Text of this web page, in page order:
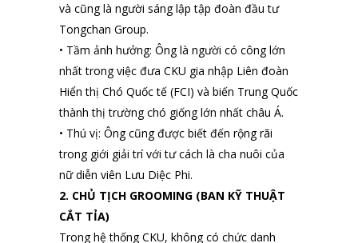
và cũng là người sáng lập tập đoàn đầu tư
Tongchan Group.
• Tầm ảnh hưởng: Ông là người có công lớn
nhất trong việc đưa CKU gia nhập Liên đoàn
Hiển thị Chó Quốc tế (FCI) và biến Trung Quốc
thành thị trường chó giống lớn nhất châu Á.
• Thú vị: Ông cũng được biết đến rộng rãi
trong giới giải trí với tư cách là cha nuôi của
nữ diễn viên Lưu Diệc Phi.
2. CHỦ TỊCH GROOMING (BAN KỸ THUẬT
CẮT TỈA)
Trong hệ thống CKU, không có chức danh